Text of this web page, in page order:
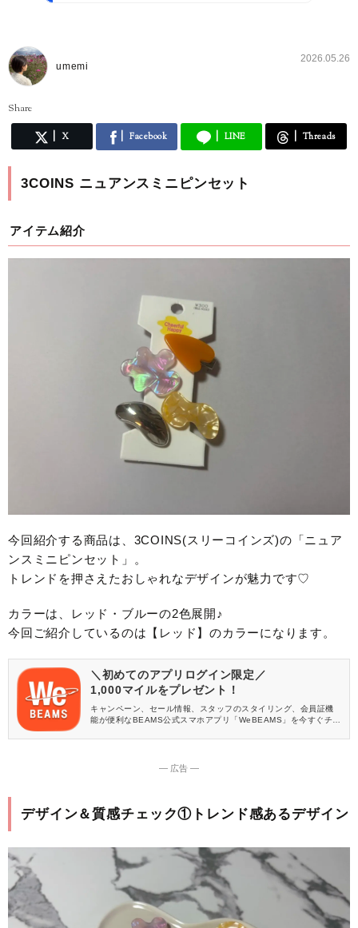
umemi
2026.05.26
Share
X Facebook LINE Threads
3COINS ニュアンスミニピンセット
アイテム紹介
今回紹介する商品は、3COINS(スリーコインズ)の「ニュア
ンスミニピンセット」。
トレンドを押さえたおしゃれなデザインが魅力です♡
カラーは、レッド・ブルーの2色展開♪
今回ご紹介しているのは【レッド】のカラーになります。
＼初めてのアプリログイン限定／
1,000マイルをプレゼント！
キャンペーン、セール情報、スタッフのスタイリング、会員証機
能が便利なBEAMS公式スマホアプリ「WeBEAMS」を今すぐチェ
― 広告 ―
デザイン＆質感チェック①トレンド感あるデザイン